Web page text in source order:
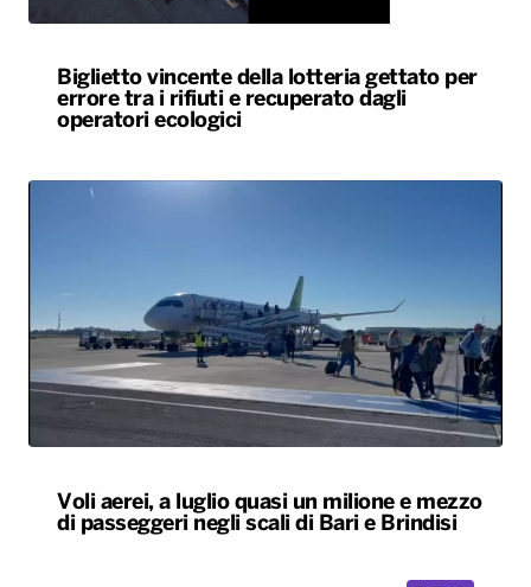
Biglietto vincente della lotteria gettato per
errore tra i rifiuti e recuperato dagli
operatori ecologici
Voli aerei, a luglio quasi un milione e mezzo
di passeggeri negli scali di Bari e Brindisi